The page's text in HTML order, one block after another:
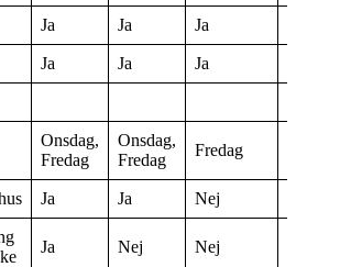
Ja Ja Ja
Ja Ja Ja
Onsdag,
Fredag
Onsdag,
Fredag
Fredag
Ja Ja Nej
Ja Nej Nej